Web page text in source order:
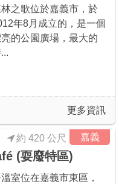
之歌位於嘉義市，於
年8月成立的，是一個
的公園廣場，最大的
更多資訊
嘉義
約 420 公尺
(耍廢特區)
室位在嘉義市東區，